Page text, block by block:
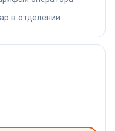
в отделении